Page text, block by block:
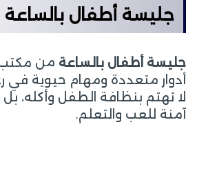
جليسة أطفال بالساعة
جليسة أطفال بالساعة من
أدوار متعددة ومهام حيوية في
لا تهتم بنظافة الطفل وأكله، بل
آمنة للعب والتعلم.